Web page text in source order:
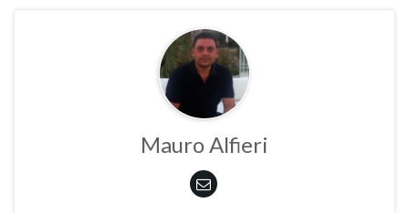
Mauro Alfieri